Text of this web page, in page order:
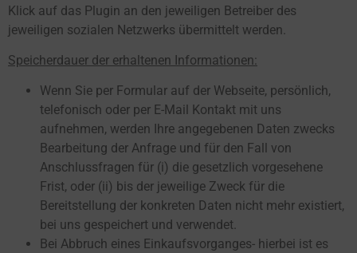
Klick auf das Plugin an den jeweiligen Betreiber des
jeweiligen sozialen Netzwerks übermittelt werden.
Speicherdauer der erhaltenen Informationen:
Wenn Sie per Formular auf der Webseite, persönlich,
telefonisch oder per E-Mail Kontakt mit uns
aufnehmen, werden Ihre angegebenen Daten zwecks
Bearbeitung der Anfrage und für den Fall von
Anschlussfragen für (i) die gesetzlich vorgesehene
Frist, oder (ii) bis der jeweilige Zweck für die
Bereitstellung der konkreten Daten nicht mehr existiert,
bei uns gespeichert und verwendet.
Bei Abbruch eines Einkaufsvorganges- hierbei ist es